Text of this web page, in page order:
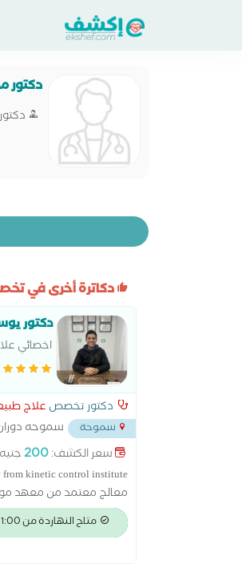
دكتور
دكاترة أخرى في
دكتور
اخصائي
دكتور تخصص علاج
سموحة سموحه دوران
سعر الكشف:200جنيه
معالج معتمد من معهد
متاح النهاردة من 1:00 مساءً